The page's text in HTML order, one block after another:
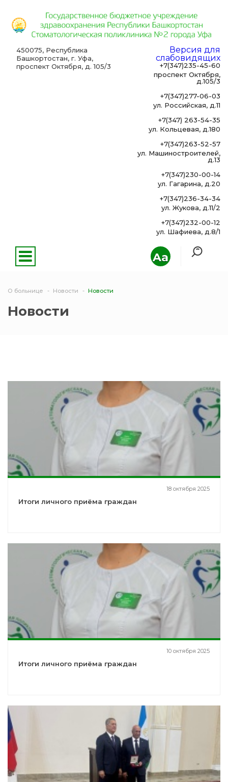
Aa
450075, Республика
Башкортостан, г. Уфа,
проспект Октября, д. 105/3
Версия для
слабовидящих
+7(347)235-45-60
проспект Октября,
д.105/3
+7(347)277-06-03
ул. Российская, д.11
+7(347) 263-54-35
ул. Кольцевая, д.180
+7(347)263-52-57
ул. Машиностроителей,
д.13
+7(347)230-00-14
ул. Гагарина, д.20
+7(347)236-34-34
ул. Жукова, д.11/2
+7(347)232-00-12
ул. Шафиева, д.8/1
О больнице Новости Новости
Новости
18 октября 2025
Итоги личного приёма граждан
10 октября 2025
Итоги личного приёма граждан